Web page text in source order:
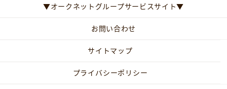
▼オークネットグループサービスサイト▼
お問い合わせ
サイトマップ
プライバシーポリシー